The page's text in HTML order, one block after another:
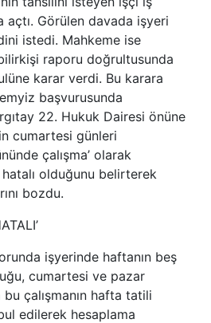
açtı. Görülen davada işyeri
istedi. Mahkeme ise
raporu doğrultusunda
karar verdi. Bu karara
başvurusunda
22. Hukuk Dairesi önüne
cumartesi günleri
çalışma’ olarak
olduğunu belirterek
bozdu.
işyerinde haftanın beş
cumartesi ve pazar
bu çalışmanın hafta tatili
edilerek hesaplama